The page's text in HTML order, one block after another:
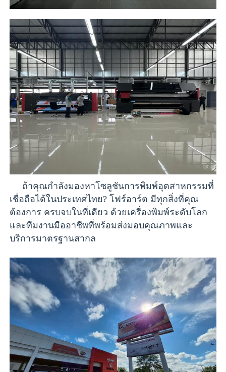
ถ้าคุณกำลังมองหาโซลูชันการพิมพ์อุตสาหกรรมที่
เชื่อถือได้ในประเทศไทย? โฟร์อาร์ต มีทุกสิ่งที่คุณ
ต้องการ ครบจบในที่เดียว ด้วยเครื่องพิมพ์ระดับโลก
และทีมงานมืออาชีพที่พร้อมส่งมอบคุณภาพและ
บริการมาตรฐานสากล